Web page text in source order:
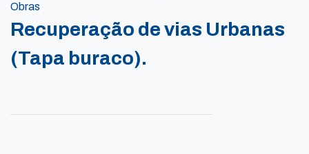
Obras
Recuperação de vias Urbanas
(Tapa buraco).